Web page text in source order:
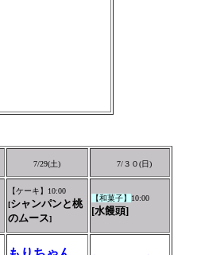
7/29(土) 7/３０(日)
【ケーキ】10:00
[シャンパンと桃
のムース]
【和菓子】 10:00
[水饅頭]